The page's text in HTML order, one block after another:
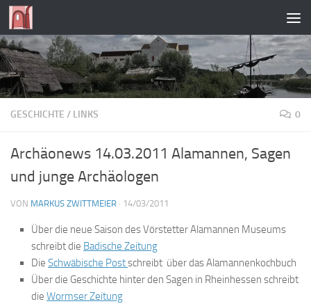
Zum Inhalt springen
GESCHICHTE / LINKS 0
Archäonews 14.03.2011 Alamannen, Sagen
und junge Archäologen
VON MARKUS ZWITTMEIER · 14/03/2011
Über die neue Saison des Vörstetter Alamannen Museums
schreibt die Badische Zeitung
Die Schwäbische Postschreibt über das Alamannenkochbuch
Über die Geschichte hinter den Sagen in Rheinhessen schreibt
die Wormser Zeitung